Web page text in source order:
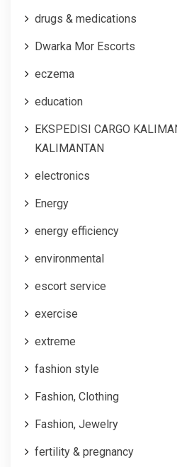
drugs & medications
Dwarka Mor Escorts
eczema
education
EKSPEDISI CARGO
KALIMANTAN
electronics
Energy
energy efficiency
environmental
escort service
exercise
extreme
fashion style
Fashion, Clothing
Fashion, Jewelry
fertility & pregnancy